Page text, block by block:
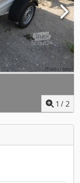
1 / 2